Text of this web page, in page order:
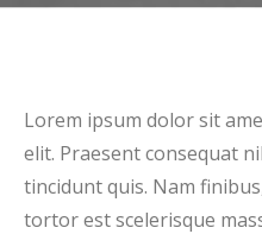
Lorem ipsum dolor sit
elit. Praesent consequat
tincidunt quis. Nam
tortor est scelerisque